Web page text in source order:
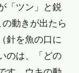
「ツン」と鋭
動きが出たら
針を魚の口に
のは、「どの